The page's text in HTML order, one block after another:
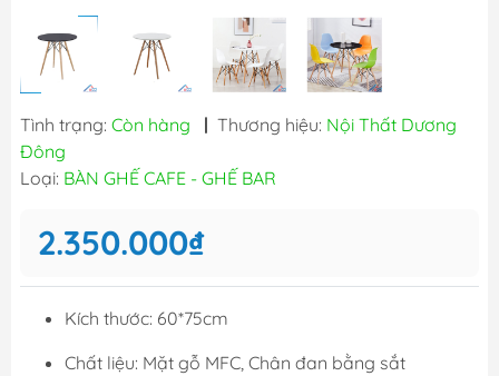
Tình trạng: Còn hàng | Thương hiệu: Nội Thất Dương
Đông
Loại: BÀN GHẾ CAFE - GHẾ BAR
2.350.000₫
Kích thước: 60*75cm
Chất liệu: Mặt gỗ MFC, Chân đan bằng sắt